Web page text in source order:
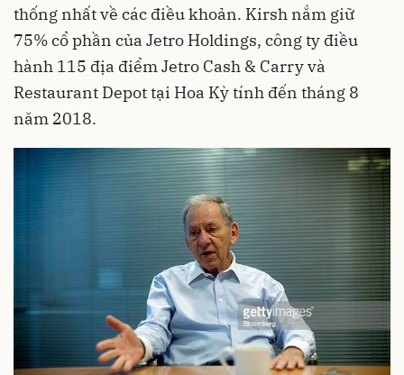
thống nhất về các điều khoản. Kirsh nắm giữ
75% cổ phần của Jetro Holdings, công ty điều
hành 115 địa điểm Jetro Cash & Carry và
Restaurant Depot tại Hoa Kỳ tính đến tháng 8
năm 2018.